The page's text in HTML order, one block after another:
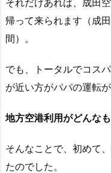
それだけあれば、成田
帰って来られます（成
間）。
でも、トータルでコス
が近い方がパパの運転
地方空港利用がどんな
そんなことで、初めて
たのでした。